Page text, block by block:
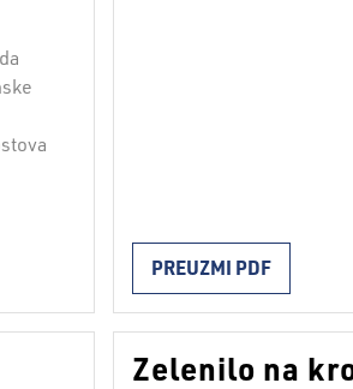
PREUZMI PDF
Zelenilo na